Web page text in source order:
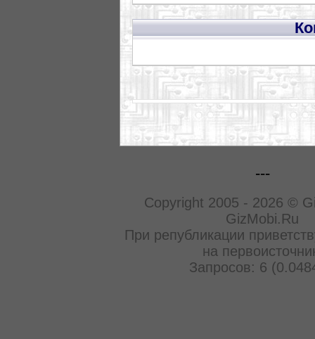
---
Copyright 2005 - 2026 ©
GizMobi.Ru
При републикации
на
Запросов: 6